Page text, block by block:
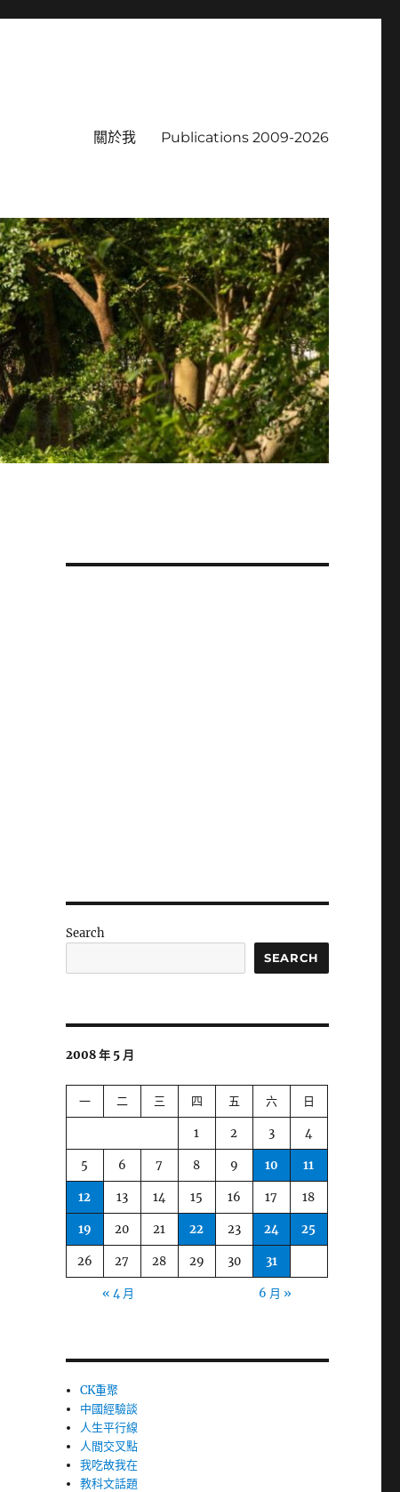
關於我 Publications 2009-2026
Search
SEARCH
2008 年 5 月
一 二 三 四 五 六 日
1 2 3 4
5 6 7 8 9 10 11
12 13 14 15 16 17 18
19 20 21 22 23 24 25
26 27 28 29 30 31
« 4 月 6 月 »
CK重聚
中國經驗談
人生平行線
人間交叉點
我吃故我在
教科文話題